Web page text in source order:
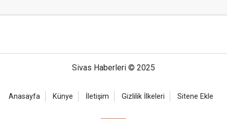
Sivas Haberleri © 2025
Anasayfa Künye İletişim Gizlilik İlkeleri Sitene Ekle